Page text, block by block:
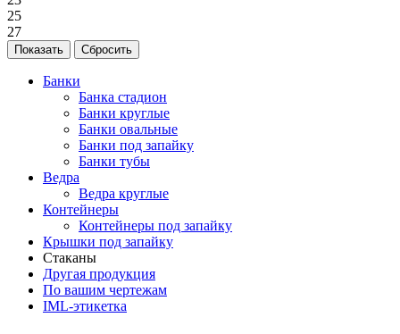
25
27
Банки
Банка стадион
Банки круглые
Банки овальные
Банки под запайку
Банки тубы
Ведра
Ведра круглые
Контейнеры
Контейнеры под запайку
Крышки под запайку
Стаканы
Другая продукция
По вашим чертежам
IML-этикетка